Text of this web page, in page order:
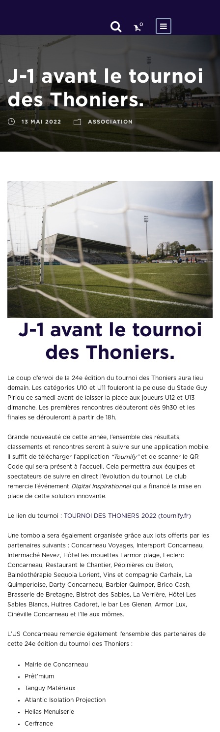
0
J-1 avant le tournoi
des Thoniers.
13 MAI 2022 ASSOCIATION
J-1 avant le tournoi
des Thoniers.
Le coup d’envoi de la 24e édition du tournoi des Thoniers aura lieu
demain. Les catégories U10 et U11 fouleront la pelouse du Stade Guy
Piriou ce samedi avant de laisser la place aux joueurs U12 et U13
dimanche. Les premières rencontres débuteront dès 9h30 et les
finales se dérouleront à partir de 18h.
Grande nouveauté de cette année, l’ensemble des résultats,
classements et rencontres seront à suivre sur une application mobile.
Il suffit de télécharger l’application “Tournify”et de scanner le QR
Code qui sera présent à l’accueil. Cela permettra aux équipes et
spectateurs de suivre en direct l’évolution du tournoi. Le club
remercie l’événement Digital Inspirationnelqui a financé la mise en
place de cette solution innovante.
Le lien du tournoi : TOURNOI DES THONIERS 2022 (tournify.fr)
Une tombola sera également organisée grâce aux lots offerts par les
partenaires suivants : Concarneau Voyages, Intersport Concarneau,
Intermaché Nevez, Hôtel les mouettes Larmor plage, Leclerc
Concarneau, Restaurant le Chantier, Pépinières du Belon,
Balnéothérapie Sequoia Lorient, Vins et compagnie Carhaix, La
Quimperloise, Darty Concarneau, Barbier Quimper, Brico Cash,
Brasserie de Bretagne, Bistrot des Sables, La Verrière, Hôtel Les
Sables Blancs, Huitres Cadoret, le bar Les Glenan, Armor Lux,
Cinéville Concarneau et l’Ile aux mômes.
L’US Concarneau remercie également l’ensemble des partenaires de
cette 24e édition du tournoi des Thoniers :
Mairie de Concarneau
Prêt’mium
Tanguy Matériaux
Atlantic Isolation Projection
Helias Menuiserie
Cerfrance